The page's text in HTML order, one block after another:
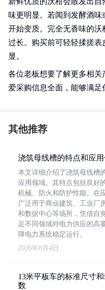
味更明显。若闻到发酵酒
开始变质。完全无香味的
过长。购买前可轻轻揉搓
显。
各位老板想要了解更多相关
爱采购信息全面，能够满足
其他推荐
浇筑母线槽的特点和应
本文详细介绍了浇筑母线槽
应用领域。其特点包括良好
机械、防火和防护性能。在
广泛用于商业建筑、工业厂
和数据中心等场所，凭借自
足不同领域对电力供应的高
障电力系统稳定运行。
2026年8月4日
13米平板车的标准尺寸
数